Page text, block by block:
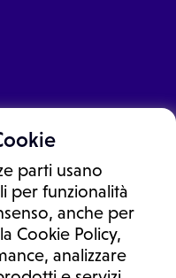
parti usano
per funzionalità
anche per
Cookie Policy,
analizzare
sono un consulto medico.
un consulto, una
Non si devono considerare
per la formulazione di